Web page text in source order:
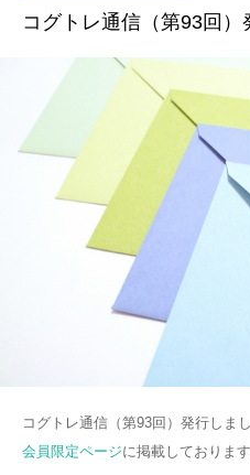
コグトレ通信（第93回）
コグトレ通信（第93回）発行しまし
会員限定ページに掲載しております